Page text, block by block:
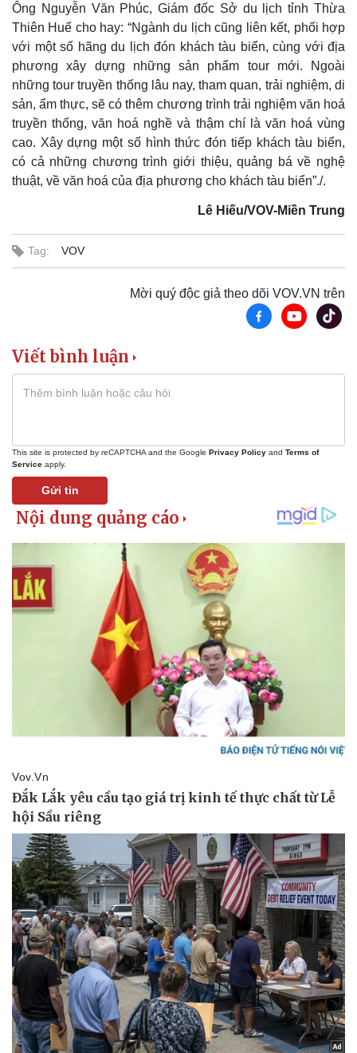
Pháp luật
Quân sự - Quốc phòng
Vũ khí
Việt Nam
Bóng đá
Lịch thi đấu bóng đá
Thế giới thể thao
eSports
Hậu trường
Ô tô - Xe máy
Xe máy
Ông Nguyễn Văn Phúc, Giám đốc Sở du lịch tỉnh Thừa
Thiên Huế cho hay: “Ngành du lịch cũng liên kết, phối hợp
với một số hãng du lịch đón khách tàu biển, cùng với địa
phương xây dựng những sản phẩm tour mới. Ngoài
những tour truyền thống lâu nay, tham quan, trải nghiệm, di
sản, ẩm thực, sẽ có thêm chương trình trải nghiệm văn hoá
truyền thống, văn hoá nghề và thậm chí là văn hoá vùng
cao. Xây dựng một số hình thức đón tiếp khách tàu biển,
có cả những chương trình giới thiệu, quảng bá về nghệ
thuật, về văn hoá của địa phương cho khách tàu biển”./.
Lê Hiếu/VOV-Miền Trung
Tag: VOV
Mời quý độc giả theo dõi VOV.VN trên
Viết bình luận
This site is protected by reCAPTCHA and the Google Privacy Policy and Terms of
Service apply.
Gửi tin